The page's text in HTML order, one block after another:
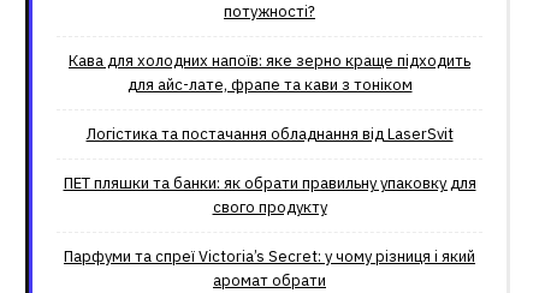
потужності?
Кава для холодних напоїв: яке зерно краще підходить
для айс-лате, фрапе та кави з тоніком
Логістика та постачання обладнання від LaserSvit
ПЕТ пляшки та банки: як обрати правильну упаковку для
свого продукту
Парфуми та спреї Victoria’s Secret: у чому різниця і який
аромат обрати